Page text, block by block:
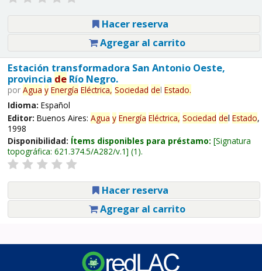
Hacer reserva
Agregar al carrito
Estación transformadora San Antonio Oeste,
provincia deRío Negro.
por Agua y Energía Eléctrica, Sociedad del Estado.
Idioma: Español
Editor: Buenos Aires: Agua y Energía Eléctrica, Sociedad del Estado,
1998
Disponibilidad: Ítems disponibles para préstamo: Signatura
topográfica: 621.374.5/A282/v.1 (1).
Hacer reserva
Agregar al carrito